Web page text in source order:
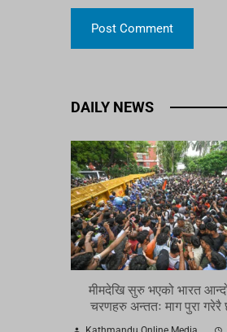
DAILY NEWS
मीमदेखि सुरु भएको भारत
चरणहरु अन्ततः माग पुरा गरेरै